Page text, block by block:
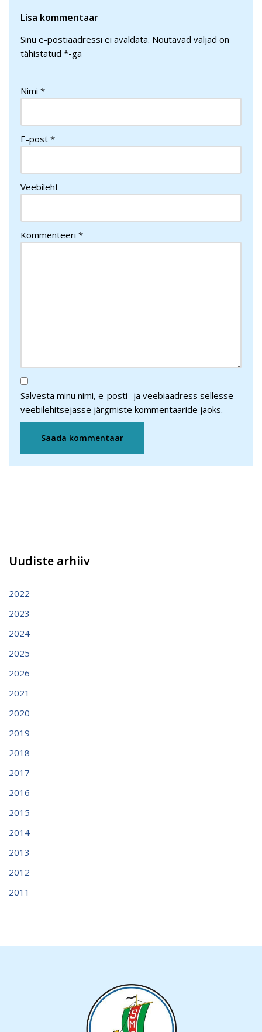
Lisa kommentaar
Sinu e-postiaadressi ei avaldata. Nõutavad väljad on
tähistatud *-ga
Nimi *
E-post *
Veebileht
Kommenteeri *
Salvesta minu nimi, e-posti- ja veebiaadress sellesse
veebilehitsejasse järgmiste kommentaaride jaoks.
Uudiste arhiiv
2022
2023
2024
2025
2026
2021
2020
2019
2018
2017
2016
2015
2014
2013
2012
2011